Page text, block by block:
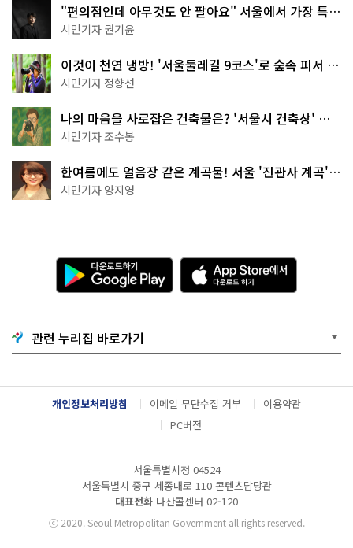
"편의점인데 아무것도 안 팔아요" 서울에서 가장 특별
한 편의점의 정체
시민기자 권기윤
이것이 천연 냉방! '서울둘레길 9코스'로 숲속 피서 떠
나볼까
시민기자 정향선
나의 마음을 사로잡은 건축물은? '서울시 건축상' 수
상작 공개!
시민기자 조수봉
한여름에도 얼음장 같은 계곡물! 서울 '진관사 계곡'이
천국이네~
시민기자 양지영
다
운
로
기
G
o
g
l
e
A
p
p
e
서
다
운
관련 누리집 바로가기
개인정보처리방침 이메일 무단수집 거부
이용약관
PC버전
서울특별시청 04524
서울특별시 중구 세종대로 110 콘텐츠담당관
대표전화 다산콜센터 02-120
ⓒ2020. Seoul Metropolitan Government all rights reserved.